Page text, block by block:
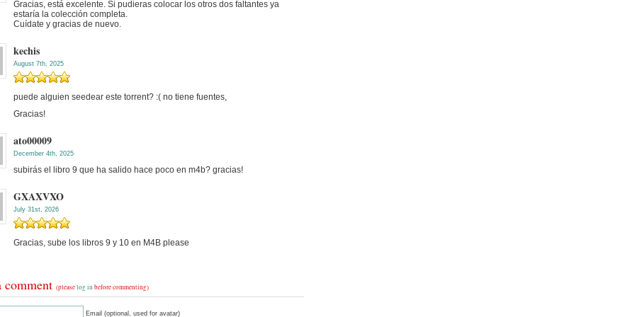
Gracias, está excelente. Si pudieras colocar los otros dos faltantes ya
estaría la colección completa.
Cuídate y gracias de nuevo.
kechis
August 7th, 2025
puede alguien seedear este torrent? :( no tiene fuentes,
Gracias!
ato00009
December 4th, 2025
subirás el libro 9 que ha salido hace poco en m4b? gracias!
GXAXVXO
July 31st, 2026
Gracias, sube los libros 9 y 10 en M4B please
comment (pleaselog in before commenting)
Email (optional, used for avatar)